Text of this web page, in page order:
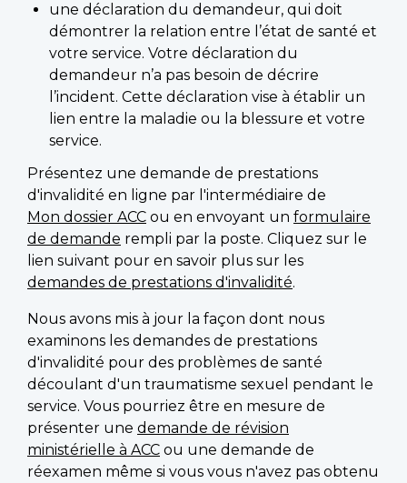
une déclaration du demandeur, qui doit
démontrer la relation entre l’état de santé et
votre service. Votre déclaration du
demandeur n’a pas besoin de décrire
l’incident. Cette déclaration vise à établir un
lien entre la maladie ou la blessure et votre
service.
Présentez une demande de prestations
d'invalidité en ligne par l'intermédiaire de
Mon dossier ACC ou en envoyant un formulaire
de demande rempli par la poste. Cliquez sur le
lien suivant pour en savoir plus sur les
demandes de prestations d'invalidité.
Nous avons mis à jour la façon dont nous
examinons les demandes de prestations
d'invalidité pour des problèmes de santé
découlant d'un traumatisme sexuel pendant le
service. Vous pourriez être en mesure de
présenter une demande de révision
ministérielle à ACC ou une demande de
réexamen même si vous vous n'avez pas obtenu